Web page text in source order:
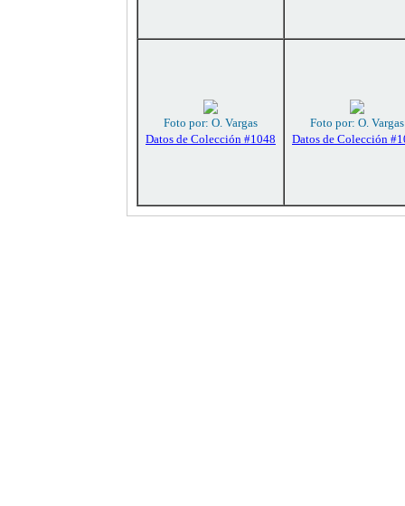
Foto por: O. Vargas
Datos de Colección #1048
Foto por: O. Vargas
Datos de Colección